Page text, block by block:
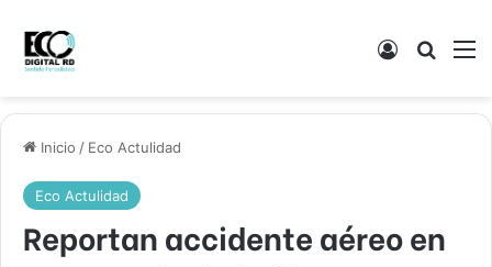
Acceso
Inicio / Eco Actulidad
Eco Actulidad
Reportan accidente aéreo en